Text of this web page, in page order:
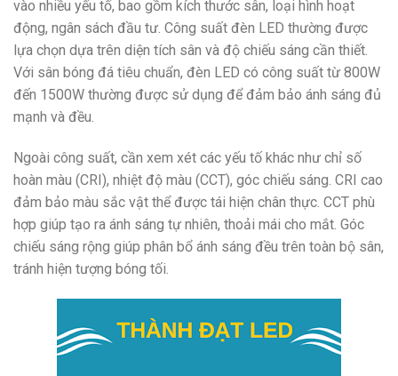
vào nhiều yếu tố, bao gồm kích thước sân, loại hình hoạt
động, ngân sách đầu tư. Công suất đèn LED thường được
lựa chọn dựa trên diện tích sân và độ chiếu sáng cần thiết.
Với sân bóng đá tiêu chuẩn, đèn LED có công suất từ 800W
đến 1500W thường được sử dụng để đảm bảo ánh sáng đủ
mạnh và đều.
Ngoài công suất, cần xem xét các yếu tố khác như chỉ số
hoàn màu (CRI), nhiệt độ màu (CCT), góc chiếu sáng. CRI cao
đảm bảo màu sắc vật thể được tái hiện chân thực. CCT phù
hợp giúp tạo ra ánh sáng tự nhiên, thoải mái cho mắt. Góc
chiếu sáng rộng giúp phân bổ ánh sáng đều trên toàn bộ sân,
tránh hiện tượng bóng tối.